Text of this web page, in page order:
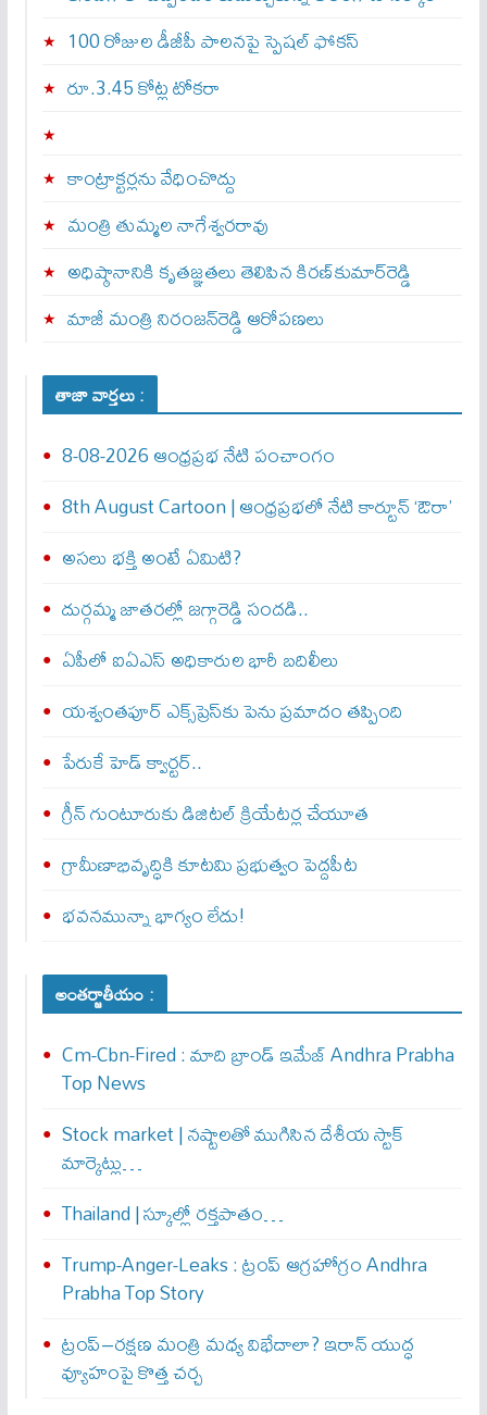
100 రోజుల డీజీపీ పాలనపై స్పెషల్ ఫోకస్
రూ.3.45 కోట్ల టోకరా
కాంట్రాక్టర్లను వేధించొద్దు
మంత్రి తుమ్మల నాగేశ్వరరావు
అధిష్ఠానానికి కృతజ్ఞతలు తెలిపిన కిరణ్‌కుమార్‌రెడ్డి
మాజీ మంత్రి నిరంజన్‌రెడ్డి ఆరోపణలు
తాజా వార్తలు :
8-08-2026 ఆంధ్రప్రభ నేటి పంచాంగం
8th August Cartoon | ఆంధ్రప్రభలో నేటి కార్టూన్ ‘ఔరా’
అసలు భక్తి అంటే ఏమిటి?
దుర్గమ్మ జాతరల్లో జగ్గారెడ్డి సందడి..
ఏపీలో ఐఏఎస్ అధికారుల భారీ బదిలీలు
యశ్వంతపూర్ ఎక్స్‌ప్రెస్‌కు పెను ప్రమాదం తప్పింది
పేరుకే హెడ్ క్వార్టర్..
గ్రీన్ గుంటూరుకు డిజిటల్ క్రియేటర్ల చేయూత
గ్రామీణాభివృద్ధికి కూటమి ప్రభుత్వం పెద్దపీట
భవనమున్నా భాగ్యం లేదు!
అంతర్జాతీయం :
Cm-Cbn-Fired : మాది బ్రాండ్ ఇమేజ్ Andhra Prabha
Top News
Stock market | నష్టాలతో ముగిసిన దేశీయ స్టాక్
మార్కెట్లు…
Thailand | స్కూల్లో రక్తపాతం…
Trump-Anger-Leaks : ట్రంప్ ఆగ్ర‌హోగ్రం Andhra
Prabha Top Story
ట్రంప్–రక్షణ మంత్రి మధ్య విభేదాలా? ఇరాన్ యుద్ధ
వ్యూహంపై కొత్త చర్చ